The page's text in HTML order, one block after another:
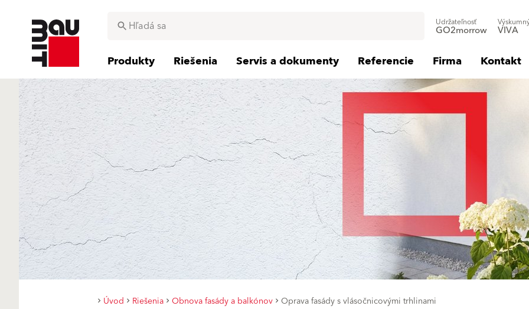
Udržateľnosť
GO2morrow VIVA
Produkty Riešenia Servis a dokumenty Referencie Firma Kontakt
Úvod Riešenia Obnova fasády a balkónov Oprava fasády s vlásočnicovými trhlinami